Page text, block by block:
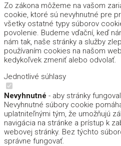
Zo zákona môžeme na vašom
cookie, ktoré sú nevyhnutné pre
všetky ostatné typy súborov
povolenie. Budeme vďační, keď
nám tak, naše stránky a služby
používaním cookies na našom
kedykoľvek zmeniť alebo odvolať.
Jednotlivé súhlasy
Nevyhnutné - aby stránky
Nevyhnutné súbory cookie
uplatniteľnými tým, že umožňujú
navigácia na stránke a prístup k
webovej stránky. Bez týchto
správne fungovať.